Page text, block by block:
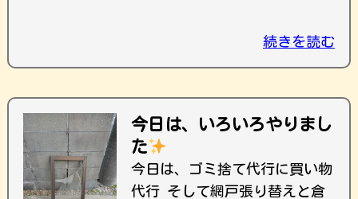
続きを読む
今日は、いろいろやりまし
た
今日は、ゴミ捨て代行に買い物
代行 そして網戸張り替えと倉